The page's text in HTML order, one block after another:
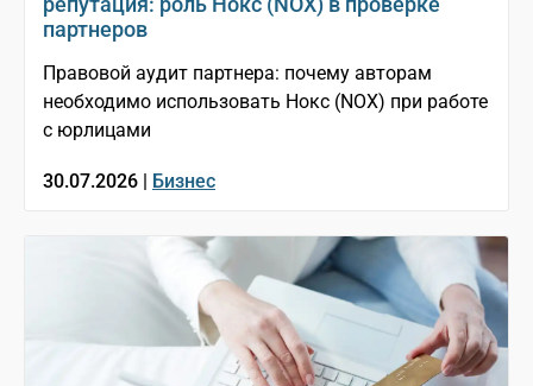
партнеров
Правовой аудит партнера: почему авторам
необходимо использовать Нокс (NOX) при работе
с юрлицами
30.07.2026 | Бизнес